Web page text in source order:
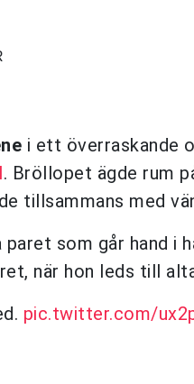
i ett överraskande
. Bröllopet ägde rum
tillsammans med
som går hand i
när hon leds till
pic.twitter.com/